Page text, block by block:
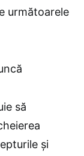
următoarele
să
și